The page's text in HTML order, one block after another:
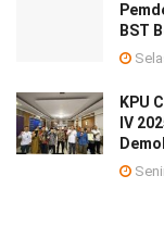
BST
KPU
IV